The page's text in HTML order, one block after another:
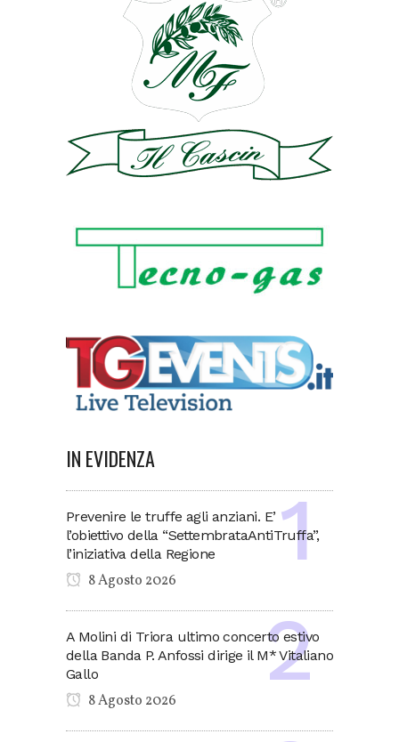
IN EVIDENZA
Prevenire le truffe agli anziani. E’
l’obiettivo della “SettembrataAntiTruffa”,
l’iniziativa della Regione
8 Agosto 2026
A Molini di Triora ultimo concerto estivo
della Banda P. Anfossi dirige il M* Vitaliano
Gallo
8 Agosto 2026